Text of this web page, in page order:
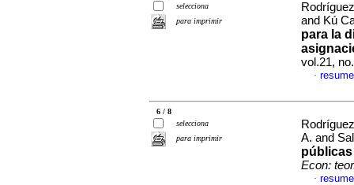
selecciona
para imprimir
and Kú
para la
vol.21,
·
6 / 8
selecciona
para imprimir
A. and
Econ:
·